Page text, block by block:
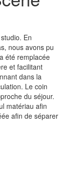
En
nous avons pu
été remplacée
et facilitant
dans la
Le coin
du séjour.
matériau afin
afin de séparer